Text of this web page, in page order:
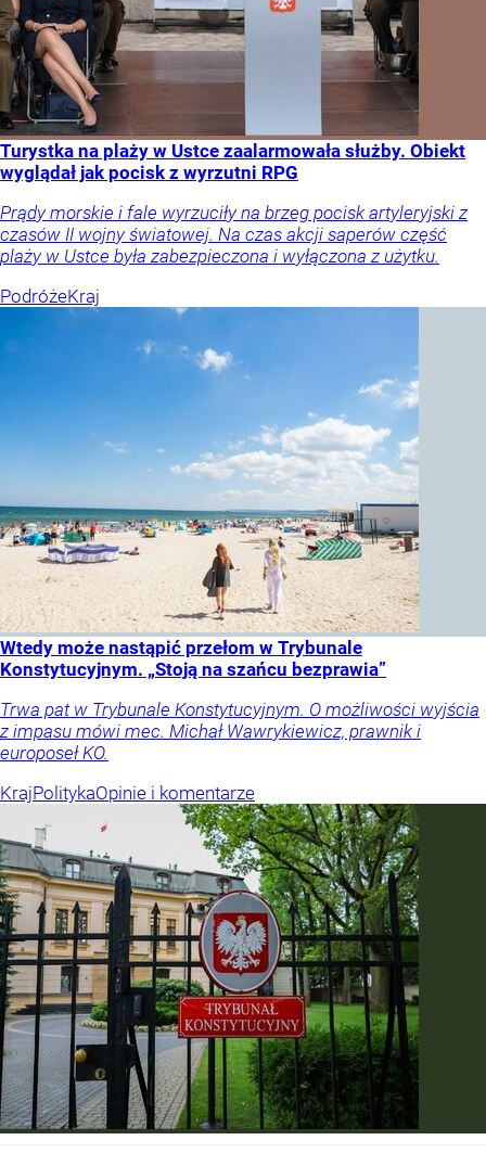
Turystka na plaży w Ustce zaalarmowała służby. Obiekt
wyglądał jak pocisk z wyrzutni RPG
Prądy morskie i fale wyrzuciły na brzeg pocisk artyleryjski z
czasów II wojny światowej. Na czas akcji saperów część
plaży w Ustce była zabezpieczona i wyłączona z użytku.
PodróżeKraj
Wtedy może nastąpić przełom w Trybunale
Konstytucyjnym. „Stoją na szańcu bezprawia”
Trwa pat w Trybunale Konstytucyjnym. O możliwości wyjścia
z impasu mówi mec. Michał Wawrykiewicz, prawnik i
europoseł KO.
KrajPolitykaOpinie i komentarze